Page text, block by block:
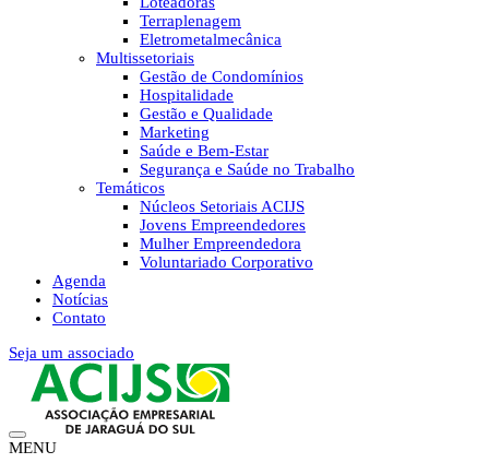
Terraplenagem
Eletrometalmecânica
Multissetoriais
Gestão de Condomínios
Hospitalidade
Gestão e Qualidade
Marketing
Saúde e Bem-Estar
Segurança e Saúde no Trabalho
Temáticos
Núcleos Setoriais ACIJS
Jovens Empreendedores
Mulher Empreendedora
Voluntariado Corporativo
Agenda
Notícias
Contato
Seja um associado
MENU